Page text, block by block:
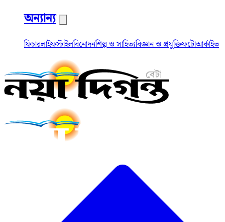
অন্যান্য
ফিচারলাইফস্টাইলবিনোদনশিল্প ও সাহিত্যবিজ্ঞান ও প্রযুক্তিফটোআর্কাইভ